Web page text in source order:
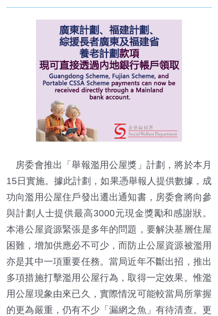
房委會推出「舉報濫用公屋獎」計劃，將於本月
15日實施。據此計劃，如果憑舉報人提供數據，成
功向濫用公屋住戶發出遷出通知書，房委會將向參
與計劃人士提供最高3000元現金獎勵和感謝狀。
本港公屋資源緊張是多年的問題，要解決基層住屋
困難，增加供應必不可少，而防止公屋資源被濫用
亦是其中一項重要任務。當局近年不斷出招，推出
多項措施打擊濫用公屋行為，取得一定效果。惟濫
用公屋現象由來已久，實際情況可能較當局所掌握
的更為嚴重，仍有不少「漏網之魚」有待清查。更